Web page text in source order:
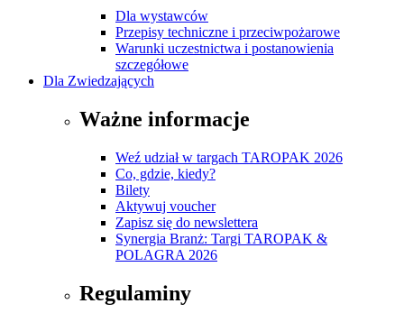
Dla wystawców
Przepisy techniczne i przeciwpożarowe
Warunki uczestnictwa i postanowienia
szczegółowe
Dla Zwiedzających
Ważne informacje
Weź udział w targach TAROPAK 2026
Co, gdzie, kiedy?
Bilety
Aktywuj voucher
Zapisz się do newslettera
Synergia Branż: Targi TAROPAK &
POLAGRA 2026
Regulaminy